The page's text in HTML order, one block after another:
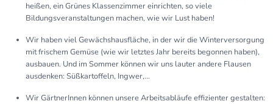
heißen, ein Grünes Klassenzimmer einrichten, so viele
Bildungsveranstaltungen machen, wie wir Lust haben!
Wir haben viel Gewächshausfläche, in der wir die Winterversorgung
mit frischem Gemüse (wie wir letztes Jahr bereits begonnen haben),
ausbauen. Und im Sommer können wir uns lauter andere Flausen
ausdenken: Süßkartoffeln, Ingwer,...
Wir GärtnerInnen können unsere Arbeitsabläufe effizienter gestalten: